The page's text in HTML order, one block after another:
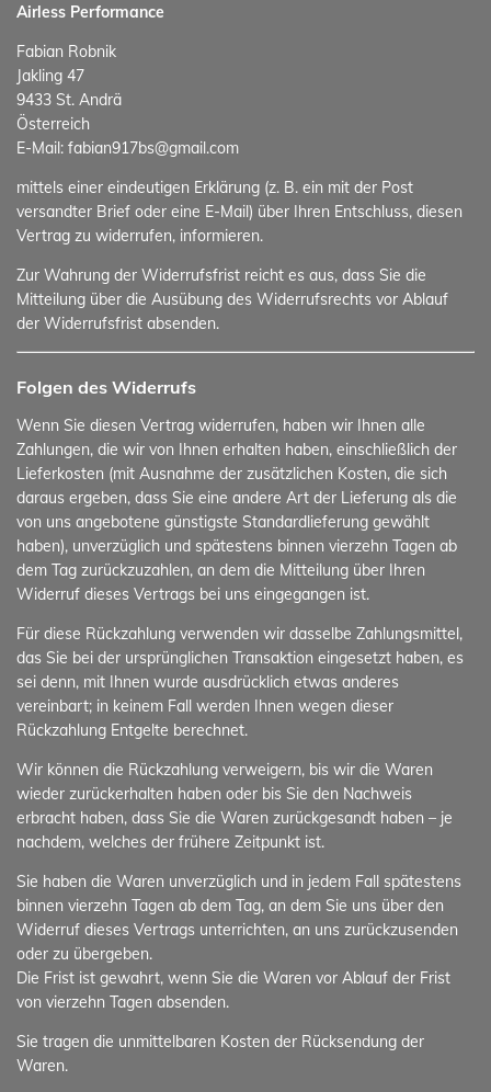
Airless Performance
Fabian Robnik
Jakling 47
9433 St. Andrä
Österreich
E-Mail: fabian917bs@gmail.com
mittels einer eindeutigen Erklärung (z. B. ein mit der Post
versandter Brief oder eine E-Mail) über Ihren Entschluss, diesen
Vertrag zu widerrufen, informieren.
Zur Wahrung der Widerrufsfrist reicht es aus, dass Sie die
Mitteilung über die Ausübung des Widerrufsrechts vor Ablauf
der Widerrufsfrist absenden.
Folgen des Widerrufs
Wenn Sie diesen Vertrag widerrufen, haben wir Ihnen alle
Zahlungen, die wir von Ihnen erhalten haben, einschließlich der
Lieferkosten (mit Ausnahme der zusätzlichen Kosten, die sich
daraus ergeben, dass Sie eine andere Art der Lieferung als die
von uns angebotene günstigste Standardlieferung gewählt
haben), unverzüglich und spätestens binnen vierzehn Tagen ab
dem Tag zurückzuzahlen, an dem die Mitteilung über Ihren
Widerruf dieses Vertrags bei uns eingegangen ist.
Für diese Rückzahlung verwenden wir dasselbe Zahlungsmittel,
das Sie bei der ursprünglichen Transaktion eingesetzt haben, es
sei denn, mit Ihnen wurde ausdrücklich etwas anderes
vereinbart; in keinem Fall werden Ihnen wegen dieser
Rückzahlung Entgelte berechnet.
Wir können die Rückzahlung verweigern, bis wir die Waren
wieder zurückerhalten haben oder bis Sie den Nachweis
erbracht haben, dass Sie die Waren zurückgesandt haben – je
nachdem, welches der frühere Zeitpunkt ist.
Sie haben die Waren unverzüglich und in jedem Fall spätestens
binnen vierzehn Tagen ab dem Tag, an dem Sie uns über den
Widerruf dieses Vertrags unterrichten, an uns zurückzusenden
oder zu übergeben.
Die Frist ist gewahrt, wenn Sie die Waren vor Ablauf der Frist
von vierzehn Tagen absenden.
Sie tragen die unmittelbaren Kosten der Rücksendung der
Waren.